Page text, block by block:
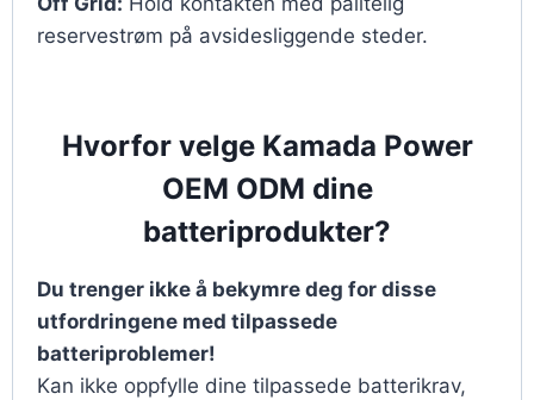
reservestrøm på avsidesliggende steder.
Hvorfor velge Kamada Power
OEM ODM dine
batteriprodukter?
Du trenger ikke å bekymre deg for disse
utfordringene med tilpassede
batteriproblemer!
Kan ikke oppfylle dine tilpassede batterikrav,